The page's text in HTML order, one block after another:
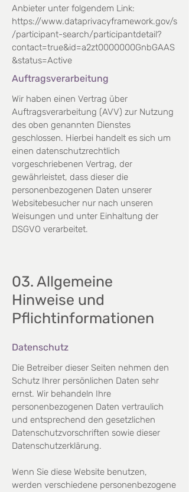
Anbieter unter folgendem Link:
https://www.dataprivacyframework.gov/s
/participant-search/participantdetail?
contact=true&id=a2zt0000000GnbGAAS
&status=Active
Auftragsverarbeitung
Wir haben einen Vertrag über
Auftragsverarbeitung (AVV) zur Nutzung
des oben genannten Dienstes
geschlossen. Hierbei handelt es sich um
einen datenschutzrechtlich
vorgeschriebenen Vertrag, der
gewährleistet, dass dieser die
personenbezogenen Daten unserer
Websitebesucher nur nach unseren
Weisungen und unter Einhaltung der
DSGVO verarbeitet.
03. Allgemeine
Hinweise und
Pflichtinformationen
Datenschutz
Die Betreiber dieser Seiten nehmen den
Schutz Ihrer persönlichen Daten sehr
ernst. Wir behandeln Ihre
personenbezogenen Daten vertraulich
und entsprechend den gesetzlichen
Datenschutzvorschriften sowie dieser
Datenschutzerklärung.
Wenn Sie diese Website benutzen,
werden verschiedene personenbezogene